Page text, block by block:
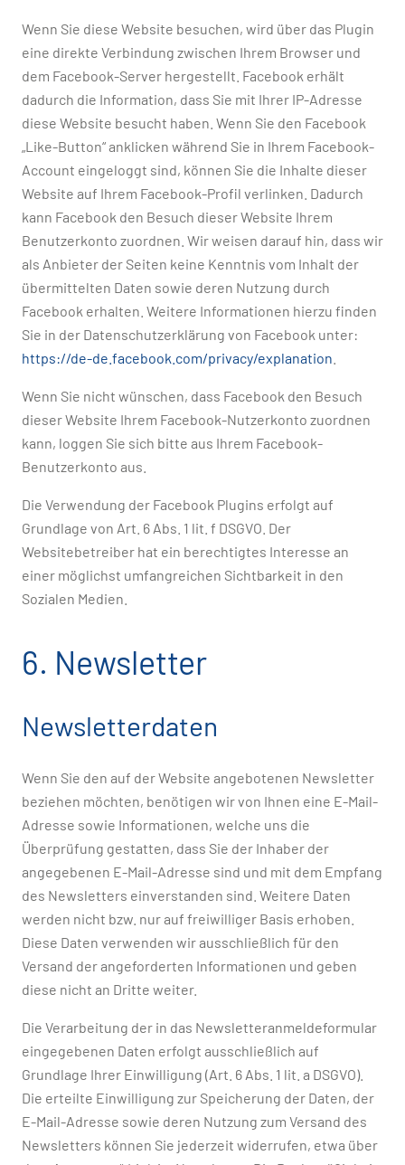
Wenn Sie diese Website besuchen, wird über das Plugin
eine direkte Verbindung zwischen Ihrem Browser und
dem Facebook-Server hergestellt. Facebook erhält
dadurch die Information, dass Sie mit Ihrer IP-Adresse
diese Website besucht haben. Wenn Sie den Facebook
„Like-Button“ anklicken während Sie in Ihrem Facebook-
Account eingeloggt sind, können Sie die Inhalte dieser
Website auf Ihrem Facebook-Profil verlinken. Dadurch
kann Facebook den Besuch dieser Website Ihrem
Benutzerkonto zuordnen. Wir weisen darauf hin, dass wir
als Anbieter der Seiten keine Kenntnis vom Inhalt der
übermittelten Daten sowie deren Nutzung durch
Facebook erhalten. Weitere Informationen hierzu finden
Sie in der Datenschutzerklärung von Facebook unter:
https://de-de.facebook.com/privacy/explanation
Wenn Sie nicht wünschen, dass Facebook den Besuch
dieser Website Ihrem Facebook-Nutzerkonto zuordnen
kann, loggen Sie sich bitte aus Ihrem Facebook-
Benutzerkonto aus.
Die Verwendung der Facebook Plugins erfolgt auf
Grundlage von Art. 6 Abs. 1 lit. f DSGVO. Der
Websitebetreiber hat ein berechtigtes Interesse an
einer möglichst umfangreichen Sichtbarkeit in den
Sozialen Medien.
6. Newsletter
Newsletterdaten
Wenn Sie den auf der Website angebotenen Newsletter
beziehen möchten, benötigen wir von Ihnen eine E-Mail-
Adresse sowie Informationen, welche uns die
Überprüfung gestatten, dass Sie der Inhaber der
angegebenen E-Mail-Adresse sind und mit dem Empfang
des Newsletters einverstanden sind. Weitere Daten
werden nicht bzw. nur auf freiwilliger Basis erhoben.
Diese Daten verwenden wir ausschließlich für den
Versand der angeforderten Informationen und geben
diese nicht an Dritte weiter.
Die Verarbeitung der in das Newsletteranmeldeformular
eingegebenen Daten erfolgt ausschließlich auf
Grundlage Ihrer Einwilligung (Art. 6 Abs. 1 lit. a DSGVO).
Die erteilte Einwilligung zur Speicherung der Daten, der
E-Mail-Adresse sowie deren Nutzung zum Versand des
Newsletters können Sie jederzeit widerrufen, etwa über